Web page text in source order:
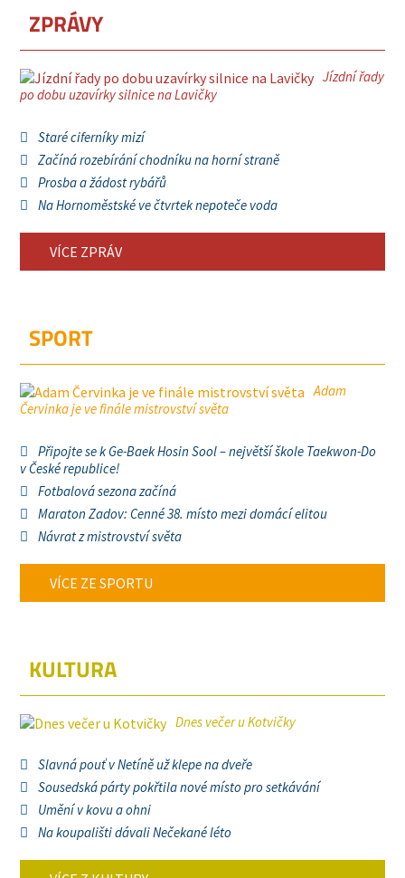
ZPRÁVY
Jízdní řady
po dobu uzavírky silnice na Lavičky
Staré ciferníky mizí
Začíná rozebírání chodníku na horní straně
Prosba a žádost rybářů
Na Hornoměstské ve čtvrtek nepoteče voda
VÍCE ZPRÁV
SPORT
Adam
Červinka je ve finále mistrovství světa
Připojte se k Ge-Baek Hosin Sool – největší škole Taekwon-Do
v České republice!
Fotbalová sezona začíná
Maraton Zadov: Cenné 38. místo mezi domácí elitou
Návrat z mistrovství světa
VÍCE ZE SPORTU
KULTURA
Dnes večer u Kotvičky
Slavná pouť v Netíně už klepe na dveře
Sousedská párty pokřtila nové místo pro setkávání
Umění v kovu a ohni
Na koupališti dávali Nečekané léto